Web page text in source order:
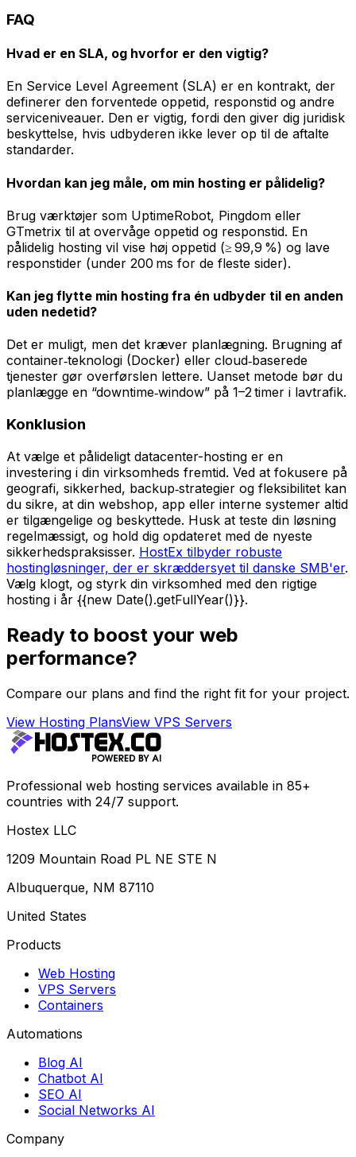
FAQ
Hvad er en SLA, og hvorfor er den vigtig?
En Service Level Agreement (SLA) er en kontrakt, der
definerer den forventede oppetid, responstid og andre
serviceniveauer. Den er vigtig, fordi den giver dig juridisk
beskyttelse, hvis udbyderen ikke lever op til de aftalte
standarder.
Hvordan kan jeg måle, om min hosting er pålidelig?
Brug værktøjer som UptimeRobot, Pingdom eller
GTmetrix til at overvåge oppetid og responstid. En
pålidelig hosting vil vise høj oppetid (≥ 99,9 %) og lave
responstider (under 200 ms for de fleste sider).
Kan jeg flytte min hosting fra én udbyder til en anden
uden nedetid?
Det er muligt, men det kræver planlægning. Brugning af
container‑teknologi (Docker) eller cloud‑baserede
tjenester gør overførslen lettere. Uanset metode bør du
planlægge en “downtime‑window” på 1–2 timer i lavtrafik.
Konklusion
At vælge et pålideligt datacenter-hosting er en
investering i din virksomheds fremtid. Ved at fokusere på
geografi, sikkerhed, backup‑strategier og fleksibilitet kan
du sikre, at din webshop, app eller interne systemer altid
er tilgængelige og beskyttede. Husk at teste din løsning
regelmæssigt, og hold dig opdateret med de nyeste
sikkerhedspraksisser. HostEx tilbyder robuste
hostingløsninger, der er skræddersyet til danske SMB'er.
Vælg klogt, og styrk din virksomhed med den rigtige
hosting i år {{new Date().getFullYear()}}.
Ready to boost your web
performance?
Compare our plans and find the right fit for your project.
View Hosting PlansView VPS Servers
Professional web hosting services available in 85+
countries with 24/7 support.
Hostex LLC
1209 Mountain Road PL NE STE N
Albuquerque, NM 87110
United States
Products
Web Hosting
VPS Servers
Containers
Automations
Blog AI
Chatbot AI
SEO AI
Social Networks AI
Company